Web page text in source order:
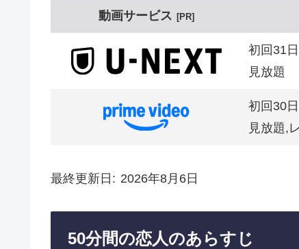
動画サービス PR
初回31
見放題
初回30
見放題,
最終更新日 2026年8月6日
50分間の恋人のあらすじ